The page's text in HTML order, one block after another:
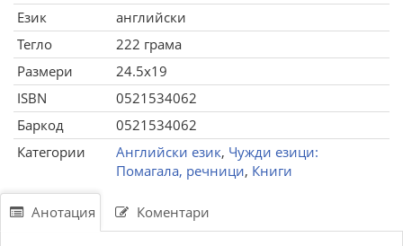
Език
английски
Тегло
222 грама
Размери
24.5x19
ISBN
0521534062
Баркод
0521534062
Категории
Английски език, Чужди езици:
Помагала, речници, Книги
Анотация Коментари